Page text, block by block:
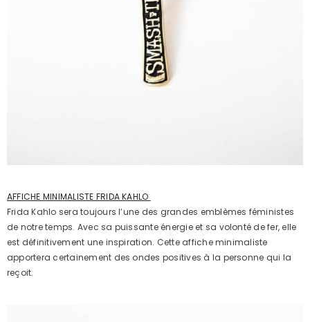
AFFICHE MINIMALISTE FRIDA KAHLO
Frida Kahlo sera toujours l’une des grandes emblèmes féministes
de notre temps. Avec sa puissante énergie et sa volonté de fer, elle
est définitivement une inspiration. Cette affiche minimaliste
apportera certainement des ondes positives à la personne qui la
reçoit.